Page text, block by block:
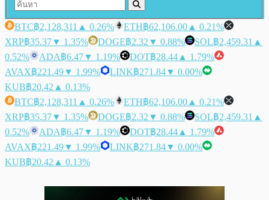
BTC฿2,128,311 ▲ 0.26% ETH฿62,106.00 ▲ 0.21%
XRP฿35.37▼ 1.35% DOGE฿2.32 ▼ 0.88% SOL฿2,459.31 ▲
0.52%
ADA฿6.47▼ 1.19% DOT฿28.44 ▲ 1.79%
AVAX฿221.49▼ 1.99% LINK฿271.84▼ 0.00%
KUB฿20.42 ▲ 0.13%
BTC฿2,128,311 ▲ 0.26% ETH฿62,106.00 ▲ 0.21%
XRP฿35.37▼ 1.35% DOGE฿2.32 ▼ 0.88% SOL฿2,459.31 ▲
0.52%
ADA฿6.47▼ 1.19% DOT฿28.44 ▲ 1.79%
AVAX฿221.49▼ 1.99% LINK฿271.84▼ 0.00%
KUB฿20.42 ▲ 0.13%